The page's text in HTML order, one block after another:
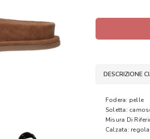
DESCRIZIONE
Fodera: pelle
Soletta:
Misura Di
Calzata: